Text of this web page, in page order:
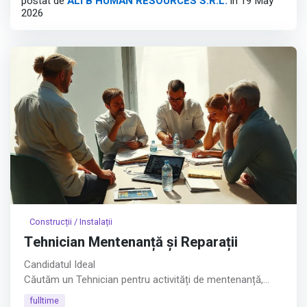
🎯 Ce vei face:
documentației tehnice;
• Cablarea și montarea aparatajului;
Afișează tot
2026
Construcții / Instalații
Tehnician Mentenanță și Reparații
Candidatul Ideal
Căutăm un Tehnician pentru activități de mentenanță,
reparații și montaj, într-un mediu de lucru dinamic, cu
fulltime